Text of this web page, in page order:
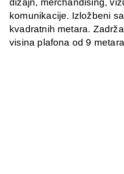
dizajn, merchandising,
komunikacije. Izložbeni
kvadratnih metara.
visina plafona od 9